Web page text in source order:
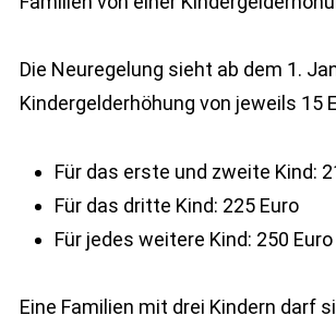
Die Neuregelung sieht ab dem 1.
Kindergelderhöhung von jeweils 15
Für das erste und zweite Kind:
Für das dritte Kind: 225 Euro
Für jedes weitere Kind: 250 Euro
Eine Familien mit drei Kindern darf